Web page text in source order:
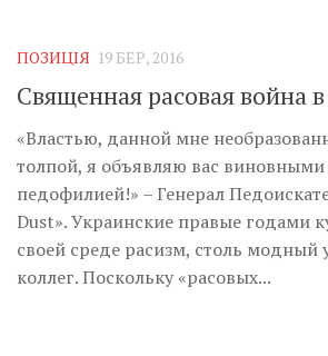
Цитати
Inter/antinational
ПОЗИЦІЯ 19 БЕР, 2016
Священная расовая война
«Властью, данной мне
толпой, я объявляю вас
педофилией!» – Генерал
Dust». Украинские правые годами
своей среде расизм, столь модный
коллег. Поскольку «расовых...